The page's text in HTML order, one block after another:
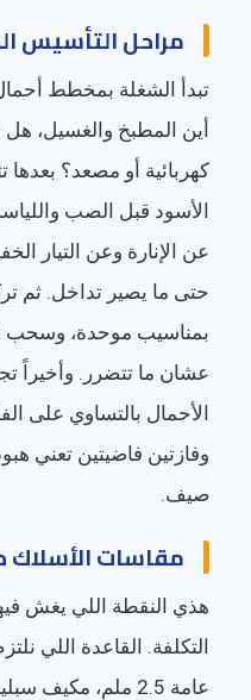
مراحل التأسيس
تبدأ الشغلة بمخطط
أين المطبخ والغسيل،
كهربائية أو مصعد؟ بعدها
الأسود قبل الصب
عن الإنارة وعن التيار
حتى ما يصير تداخل. ثم
بمناسيب موحدة، وسحب
عشان ما تتضرر. وأخيراً
الأحمال بالتساوي على
وفازتين فاضيتين تعني
صيف.
مقاسات الأسلاك
هذي النقطة اللي يغش
عامة 2.5 ملم،